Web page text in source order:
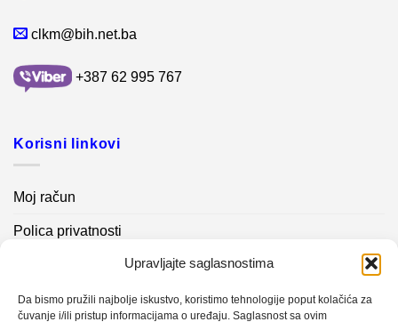
Upravljajte saglasnostima
Da bismo pružili najbolje iskustvo, koristimo tehnologije poput kolačića za
čuvanje i/ili pristup informacijama o uređaju. Saglasnost sa ovim
clkm@bih.net.ba
+387 62 995 767
Korisni linkovi
Moj račun
Polica privatnosti
Kontakt info